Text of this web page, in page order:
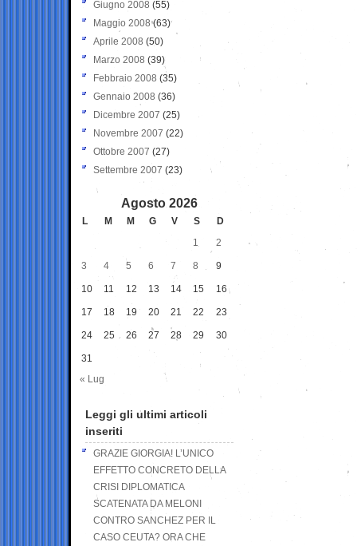
Giugno 2008 (55)
Maggio 2008(63)
Aprile 2008 (50)
Marzo 2008 (39)
Febbraio 2008 (35)
Gennaio 2008 (36)
Dicembre 2007 (25)
Novembre 2007 (22)
Ottobre 2007 (27)
Settembre 2007 (23)
Agosto 2026
L M M G V S
D
1
2
3 4 5 6 7 8 9
10 11 12 13 14 15 16
17 18 19 20 21 22 23
24 25 26 27 28 29 30
31
« Lug
Leggi gli ultimi articoli
inseriti
GRAZIE GIORGIA! L’UNICO
EFFETTO CONCRETO DELLA
CRISI DIPLOMATICA
SCATENATA DA MELONI
CONTRO SANCHEZ PER IL
CASO CEUTA? ORA CHE